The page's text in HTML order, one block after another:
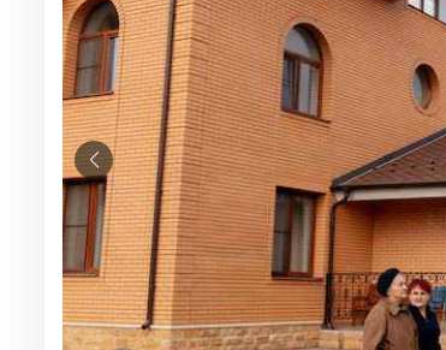
Контакты